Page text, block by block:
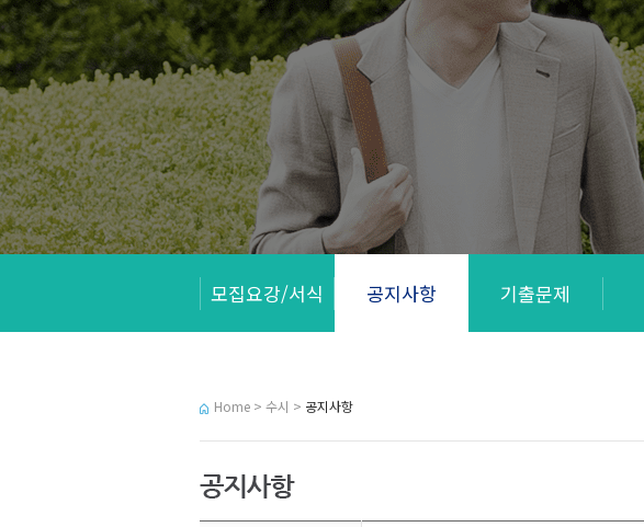
모집요강/서식 공지사항 기출문제
Home > 수시 > 공지사항